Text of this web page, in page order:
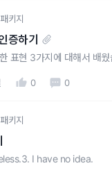
키지
증하기
표현 3가지에 대해서 배웠
0 0
키지
2. I'm clueless.3. I have no idea.